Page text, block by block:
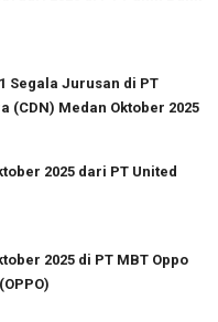
Segala Jurusan di PT
(CDN) Medan Oktober 2025
2025 dari PT United
2025 di PT MBT Oppo